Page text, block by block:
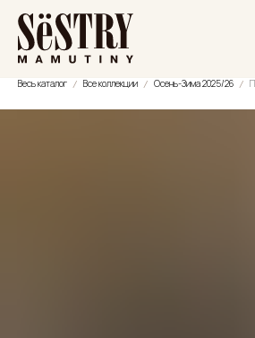
Весь каталог Все коллекции Осень-Зима 2025/26